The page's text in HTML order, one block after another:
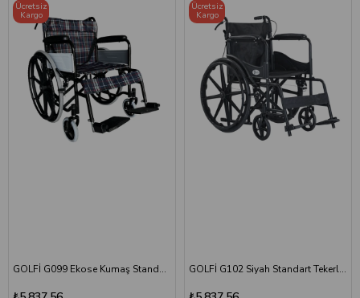
GOLFİ G099 Ekose Kumaş Standart Tekerlekli Sandalye
Ücretsiz
Kargo
GOLFİ G102 Siyah Standart Tekerlekli Sandalye
Ücretsiz
Kargo